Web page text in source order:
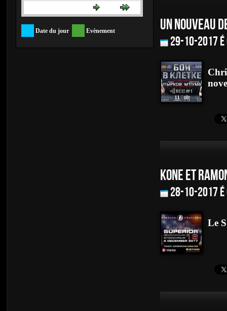
Date du jour Evènement UN NOUVEAU
29-10-2017
KONE ET
28-10-2017
Le